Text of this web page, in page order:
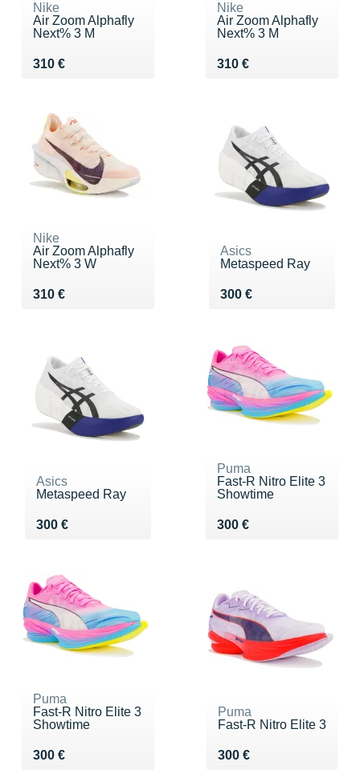
Nike
Air Zoom Alphafly
Next% 3 M
310 €
Vendu 310 €
Nike
Air Zoom Alphafly
Next% 3 M
310 €
Vendu 310 €
Nike
Air Zoom Alphafly
Next% 3 W
310 €
Vendu 310 €
Asics
Metaspeed Ray
300 €
Vendu 300 €
Asics
Metaspeed Ray
300 €
Vendu 300 €
Puma
Fast-R Nitro Elite 3
Showtime
300 €
Vendu 300 €
Puma
Fast-R Nitro Elite 3
Showtime
300 €
Vendu 300 €
Puma
Fast-R Nitro Elite 3
300 €
Vendu 300 €